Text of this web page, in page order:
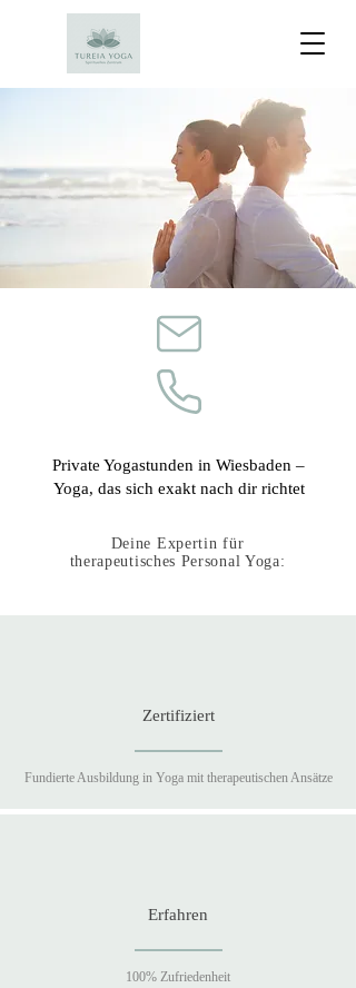
Private Yogastunden in Wiesbaden –
Yoga, das sich exakt nach dir richtet
Deine Expertin für
therapeutisches Personal Yoga:
Zertifiziert
Fundierte Ausbildung in Yoga mit therapeutischen Ansätze
Erfahren
100% Zufriedenheit